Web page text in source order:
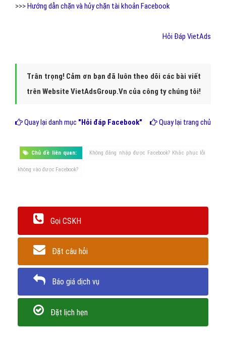
>>> Hướng dẫn chặn và hủy chặn tài khoản Facebook
Hỏi Đáp VietAds
Trân trọng! Cảm ơn bạn đã luôn theo dõi các bài viết
trên Website VietAdsGroup.Vn của công ty chúng tôi!
Quay lại danh mục "Hỏi đáp Facebook" Quay lại trang chủ
Chủ đề liên quan: Không đăng nhập được Facebook? Khắc phục lỗi
không vào được Facebook?
Gọi CSKH
Đặt câu hỏi
Báo giá dịch vụ
Đặt lịch hẹn